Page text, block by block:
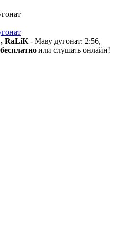
, RaLiK - Маву дугонат: 2:56,
бесплатно или слушать онлайн!